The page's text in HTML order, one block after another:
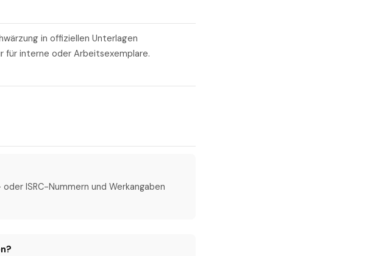
in offiziellen Unterlagen
für interne oder Arbeitsexemplare.
ISRC-Nummern und Werkangaben